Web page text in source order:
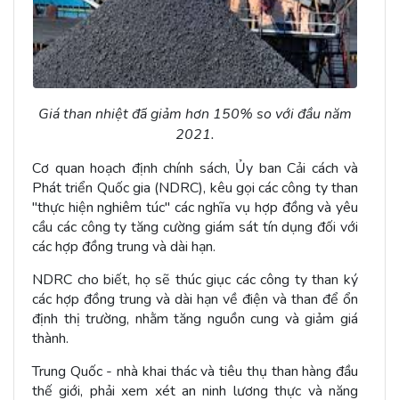
Giá than nhiệt đã giảm hơn 150% so với đầu năm
2021.
Cơ quan hoạch định chính sách, Ủy ban Cải cách và
Phát triển Quốc gia (NDRC), kêu gọi các công ty than
"thực hiện nghiêm túc" các nghĩa vụ hợp đồng và yêu
cầu các công ty tăng cường giám sát tín dụng đối với
các hợp đồng trung và dài hạn.
NDRC cho biết, họ sẽ thúc giục các công ty than ký
các hợp đồng trung và dài hạn về điện và than để ổn
định thị trường, nhằm tăng nguồn cung và giảm giá
thành.
Trung Quốc - nhà khai thác và tiêu thụ than hàng đầu
thế giới, phải xem xét an ninh lương thực và năng